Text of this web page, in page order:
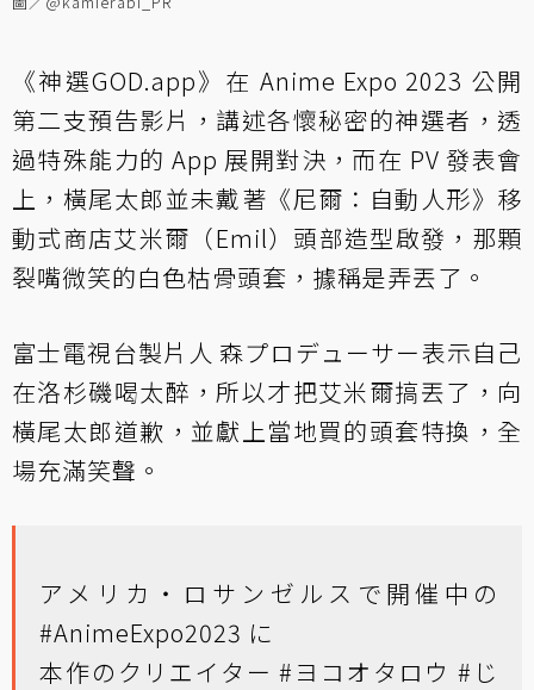
《神選GOD.app》在 Anime Expo 2023 公開
第二支預告影片，講述各懷秘密的神選者，透
過特殊能力的 App 展開對決，而在 PV 發表會
上，橫尾太郎並未戴著《尼爾：自動人形》移
動式商店艾米爾（Emil）頭部造型啟發，那顆
裂嘴微笑的白色枯骨頭套，據稱是弄丟了。
富士電視台製片人 森プロデューサー表示自己
在洛杉磯喝太醉，所以才把艾米爾搞丟了，向
橫尾太郎道歉，並獻上當地買的頭套特換，全
場充滿笑聲。
アメリカ・ロサンゼルスで開催中の
#AnimeExpo2023 に
本作のクリエイター#ヨコオタロウ #じ